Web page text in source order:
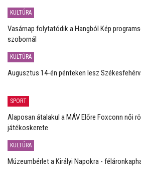
KULTÚRA
Vasárnap folytatódik a Hangból Kép
szobornál
KULTÚRA
Augusztus 14-én pénteken lesz
SPORT
Alaposan átalakul a MÁV Előre Foxconn női
játékoskerete
KULTÚRA
Múzeumbérlet a Királyi Napokra -